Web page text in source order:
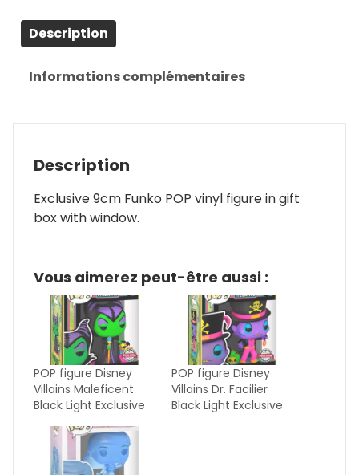
Description
Informations complémentaires
Description
Exclusive 9cm Funko POP vinyl figure in gift
box with window.
Vous aimerez peut-être aussi :
POP figure Disney
Villains Maleficent
Black Light Exclusive
POP figure Disney
Villains Dr. Facilier
Black Light Exclusive